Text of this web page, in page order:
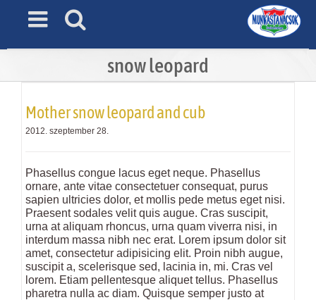
snow leopard
Mother snow leopard and cub
2012. szeptember 28.
Phasellus congue lacus eget neque. Phasellus
ornare, ante vitae consectetuer consequat, purus
sapien ultricies dolor, et mollis pede metus eget nisi.
Praesent sodales velit quis augue. Cras suscipit,
urna at aliquam rhoncus, urna quam viverra nisi, in
interdum massa nibh nec erat. Lorem ipsum dolor sit
amet, consectetur adipisicing elit. Proin nibh augue,
suscipit a, scelerisque sed, lacinia in, mi. Cras vel
lorem. Etiam pellentesque aliquet tellus. Phasellus
pharetra nulla ac diam. Quisque semper justo at